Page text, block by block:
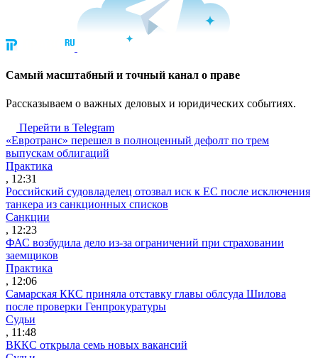
Cамый масштабный и точный канал о праве
Рассказываем о важных деловых и юридических событиях.
Перейти в Telegram
«Евротранс» перешел в полноценный дефолт по трем
выпускам облигаций
Практика
, 12:31
Российский судовладелец отозвал иск к ЕС после исключения
танкера из санкционных списков
Санкции
, 12:23
ФАС возбудила дело из-за ограничений при страховании
заемщиков
Практика
, 12:06
Самарская ККС приняла отставку главы облсуда Шилова
после проверки Генпрокуратуры
Судьи
, 11:48
ВККС открыла семь новых вакансий